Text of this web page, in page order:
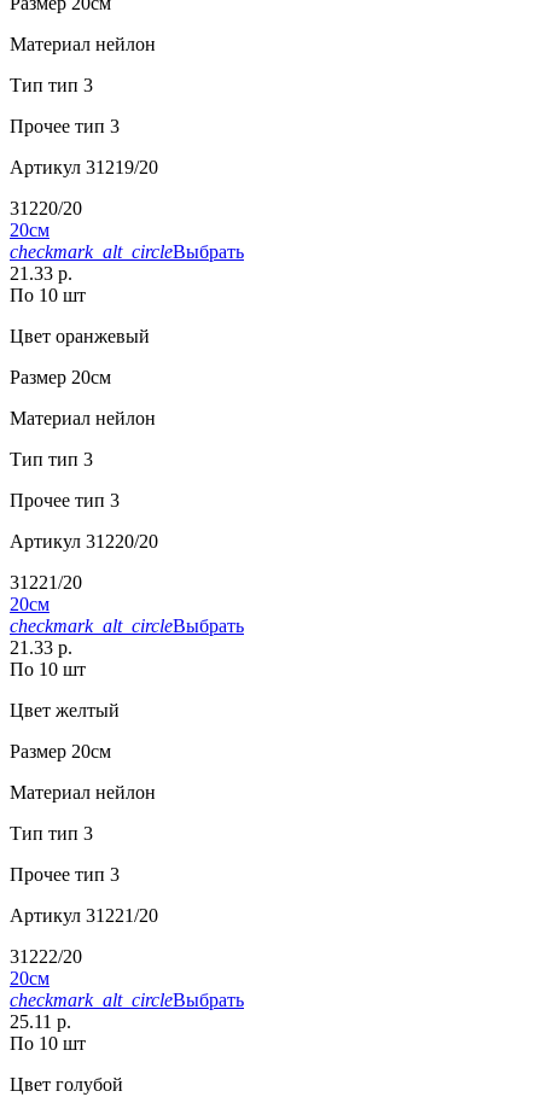
Материал нейлон
Тип тип 3
Прочее тип 3
Артикул 31219/20
31220/20
20см
checkmark_alt_circleВыбрать
21.33 р.
По 10 шт
Цвет оранжевый
Размер 20см
Материал нейлон
Тип тип 3
Прочее тип 3
Артикул 31220/20
31221/20
20см
checkmark_alt_circleВыбрать
21.33 р.
По 10 шт
Цвет желтый
Размер 20см
Материал нейлон
Тип тип 3
Прочее тип 3
Артикул 31221/20
31222/20
20см
checkmark_alt_circleВыбрать
25.11 р.
По 10 шт
Цвет голубой